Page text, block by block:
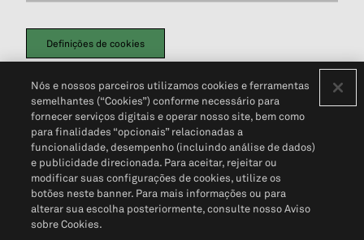
Definições de cookies
Política de PrivacidadePortal de privacidade do cliente (em inglês)
Não Venda Minhas Informações Pessoais© 2026 S&P Global
Nós e nossos parceiros utilizamos cookies e ferramentas
semelhantes (“Cookies”) conforme necessário para
fornecer serviços digitais e operar nosso site, bem como
para finalidades “opcionais” relacionadas a
funcionalidade, desempenho (incluindo análise de dados)
e publicidade direcionada. Para aceitar, rejeitar ou
modificar suas configurações de cookies, utilize os
botões neste banner. Para mais informações ou para
alterar sua escolha posteriormente, consulte nosso Aviso
sobre Cookies.